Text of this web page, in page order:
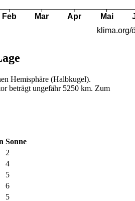
Hemisphäre (Halbkugel).
beträgt ungefähr 5250 km. Zum
Sonne
2
4
5
6
5